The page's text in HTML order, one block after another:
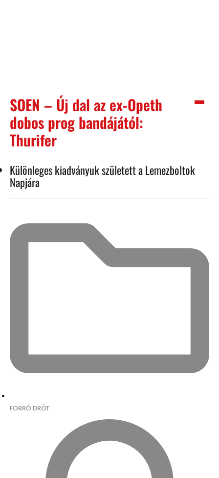
SOEN – Új dal az ex-Opeth
dobos prog bandájától:
Thurifer
Különleges kiadványuk született a Lemezboltok
Napjára
FORRÓ DRÓT